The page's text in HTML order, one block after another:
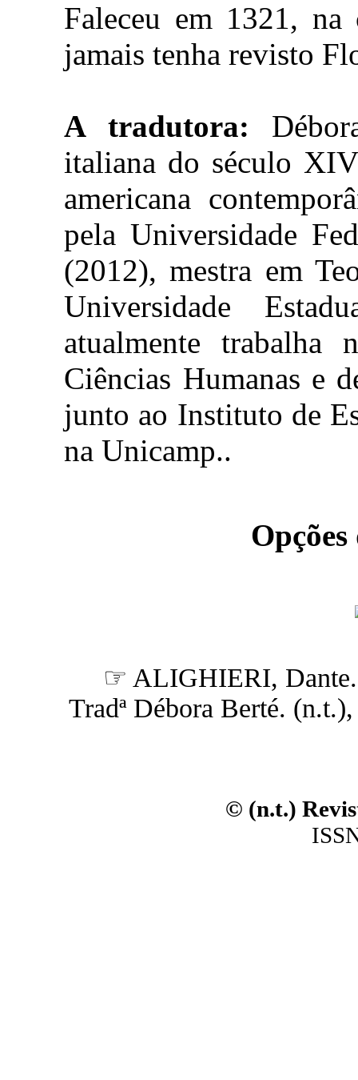
Faleceu em 1321, na
jamais tenha revisto
A tradutora:
italiana do século
americana
pela Universidade
(2012), mestra em
Universidade
atualmente
Ciências Humanas e
junto ao Instituto de
na Unicamp..
☞ ALIGHIERI,
Tradª Débora Berté.
© (n.t.)